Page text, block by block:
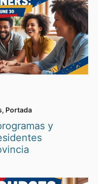
, Portada
y